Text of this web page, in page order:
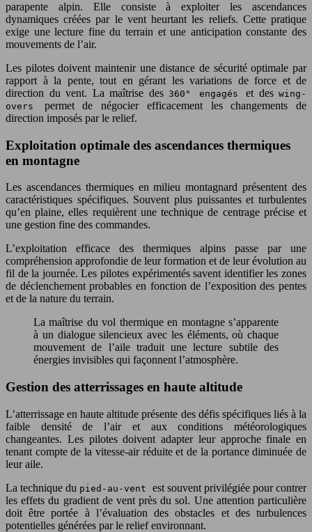
parapente alpin. Elle consiste à exploiter les ascendances
dynamiques créées par le vent heurtant les reliefs. Cette pratique
exige une lecture fine du terrain et une anticipation constante des
mouvements de l’air.
Les pilotes doivent maintenir une distance de sécurité optimale par
rapport à la pente, tout en gérant les variations de force et de
direction du vent. La maîtrise des 360° engagés et des wing-
overs permet de négocier efficacement les changements de
direction imposés par le relief.
Exploitation optimale des ascendances thermiques
en montagne
Les ascendances thermiques en milieu montagnard présentent des
caractéristiques spécifiques. Souvent plus puissantes et turbulentes
qu’en plaine, elles requièrent une technique de centrage précise et
une gestion fine des commandes.
L’exploitation efficace des thermiques alpins passe par une
compréhension approfondie de leur formation et de leur évolution au
fil de la journée. Les pilotes expérimentés savent identifier les zones
de déclenchement probables en fonction de l’exposition des pentes
et de la nature du terrain.
La maîtrise du vol thermique en montagne s’apparente
à un dialogue silencieux avec les éléments, où chaque
mouvement de l’aile traduit une lecture subtile des
énergies invisibles qui façonnent l’atmosphère.
Gestion des atterrissages en haute altitude
L’atterrissage en haute altitude présente des défis spécifiques liés à la
faible densité de l’air et aux conditions météorologiques
changeantes. Les pilotes doivent adapter leur approche finale en
tenant compte de la vitesse-air réduite et de la portance diminuée de
leur aile.
La technique du pied-au-vent est souvent privilégiée pour contrer
les effets du gradient de vent près du sol. Une attention particulière
doit être portée à l’évaluation des obstacles et des turbulences
potentielles générées par le relief environnant.